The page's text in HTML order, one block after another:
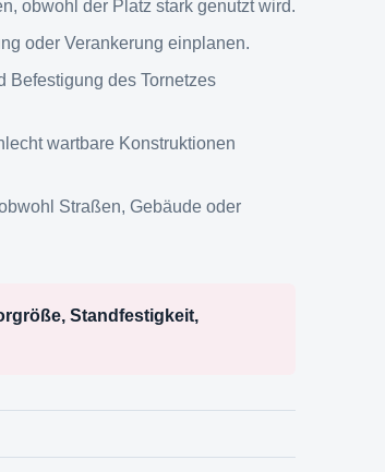
obwohl der Platz stark genutzt wird.
oder Verankerung einplanen.
Befestigung des Tornetzes
wartbare Konstruktionen
Straßen, Gebäude oder
Standfestigkeit,